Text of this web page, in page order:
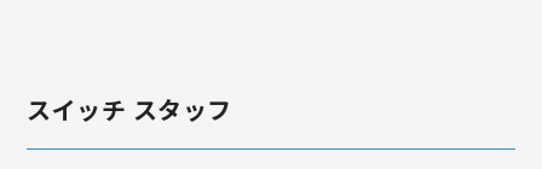
スイッチ スタッフ